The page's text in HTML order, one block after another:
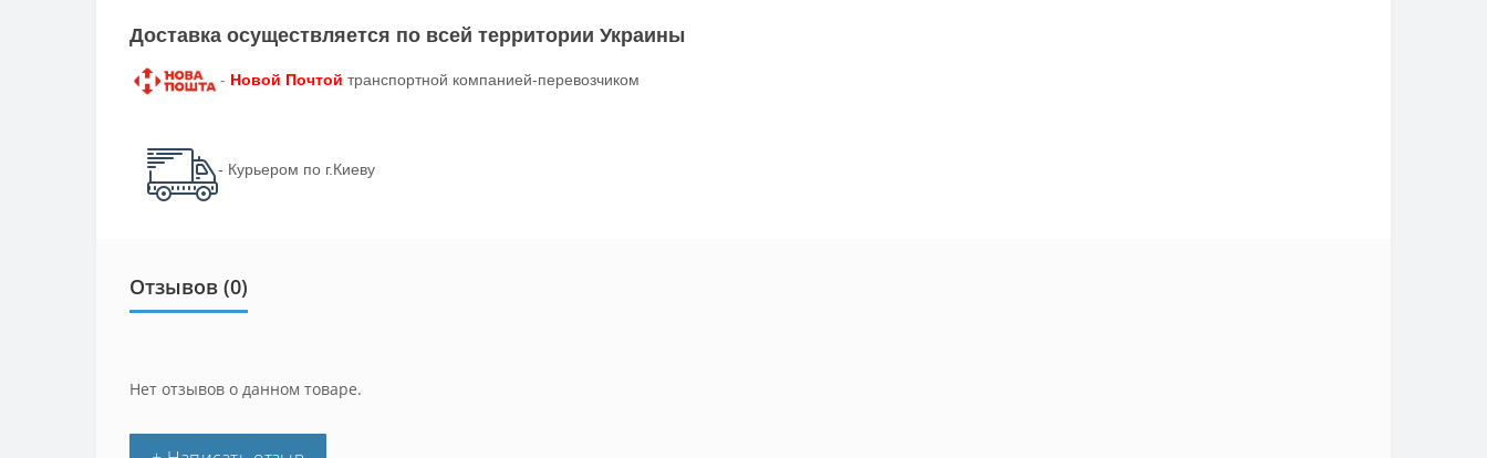
Доставка осуществляется по всей территории Украины
- Новой Почтой транспортной компанией-перевозчиком
- Курьером по г.Киеву
Отзывов (0)
Нет отзывов о данном товаре.